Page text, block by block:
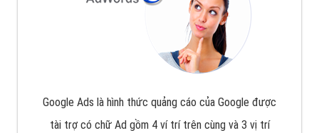
Google Ads là hình thức quảng cáo của Google được
tài trợ có chữ Ad gồm 4 ví trí trên cùng và 3 vị trí